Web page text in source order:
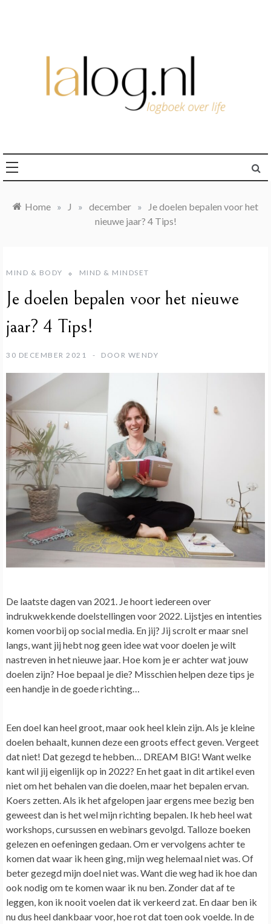
Home » J » december »
Je doelen bepalen voor het
nieuwe jaar? 4 Tips!
MIND & BODY MIND & MINDSET
Je doelen bepalen voor het nieuwe
jaar? 4 Tips!
30 DECEMBER 2021 DOOR WENDY
De laatste dagen van 2021. Je hoort iedereen over
indrukwekkende doelstellingen voor 2022. Lijstjes en intenties
komen voorbij op social media. En jij? Jij scrolt er maar snel
langs, want jij hebt nog geen idee wat voor doelen je wilt
nastreven in het nieuwe jaar. Hoe kom je er achter wat jouw
doelen zijn? Hoe bepaal je die? Misschien helpen deze tips je
een handje in de goede richting…
Een doel kan heel groot, maar ook heel klein zijn. Als je kleine
doelen behaalt, kunnen deze een groots effect geven. Vergeet
dat niet! Dat gezegd te hebben… DREAM BIG! Want welke
kant wil jij eigenlijk op in 2022? En het gaat in dit artikel even
niet om het behalen van die doelen, maar het bepalen ervan.
Koers zetten. Als ik het afgelopen jaar ergens mee bezig ben
geweest dan is het wel mijn richting bepalen. Ik heb heel wat
workshops, cursussen en webinars gevolgd. Talloze boeken
gelezen en oefeningen gedaan. Om er vervolgens achter te
komen dat waar ik heen ging, mijn weg helemaal niet was. Of
beter gezegd mijn doel niet was.Want die weg had ik hoe dan
ook nodig om te komen waar ik nu ben. Zonder dat af te
leggen, kon ik nooit voelen dat ik verkeerd zat. En daar ben ik
nu dus heel dankbaar voor, hoe rot dat toen ook voelde. In de